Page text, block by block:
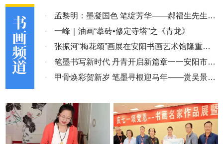
定》关于“滥用职权案”立案标准第6点：“造成公司、企业等单位停
业、停产6个月以上的”规定，淳安县人民法院有关当事法官已构成滥
用职权罪的立案标准。 在此，受害人恳请各级党委、政府及有关部
门高度关注此事，依职权认真调查核实，依法依规查处，真正把解决
市场主体的诉求和困难，特别是当其面对来自司法权等公权力的侵害
而无可奈何时，为深陷绝境的民企排忧解难，纠正错误，制止和排除
侵害，真正维护市场主体的合法权益，营造一个公平公正良好的营商
环境，此乃民企之大幸，法治之进步。 该案例的发生，一方面反映
监督和制约机制存在缺陷。司法独立并不意味着司法机关可以不受任
何监督和制约，司法机关的职权范围和行使方式需要在法律规定的范
围内进行，需要接受监督和制约。 五、思考与建议 为了维护司法独
·
孟黎明：墨凝国色 笔绽芳华——郝福生先生牡
丹画赏析
·
一峰｜油画“摹砖•修定寺塔”之《青龙》
·
张振河“梅花颂”画展在安阳书画艺术馆隆重开
幕
·
笔墨书写新时代 丹青开启新篇章一一安阳市老
年书画研究会第六届理事会第二次会议成功召开
·
甲骨焕彩贺新岁 笔墨寻根迎马年——赏吴景晨